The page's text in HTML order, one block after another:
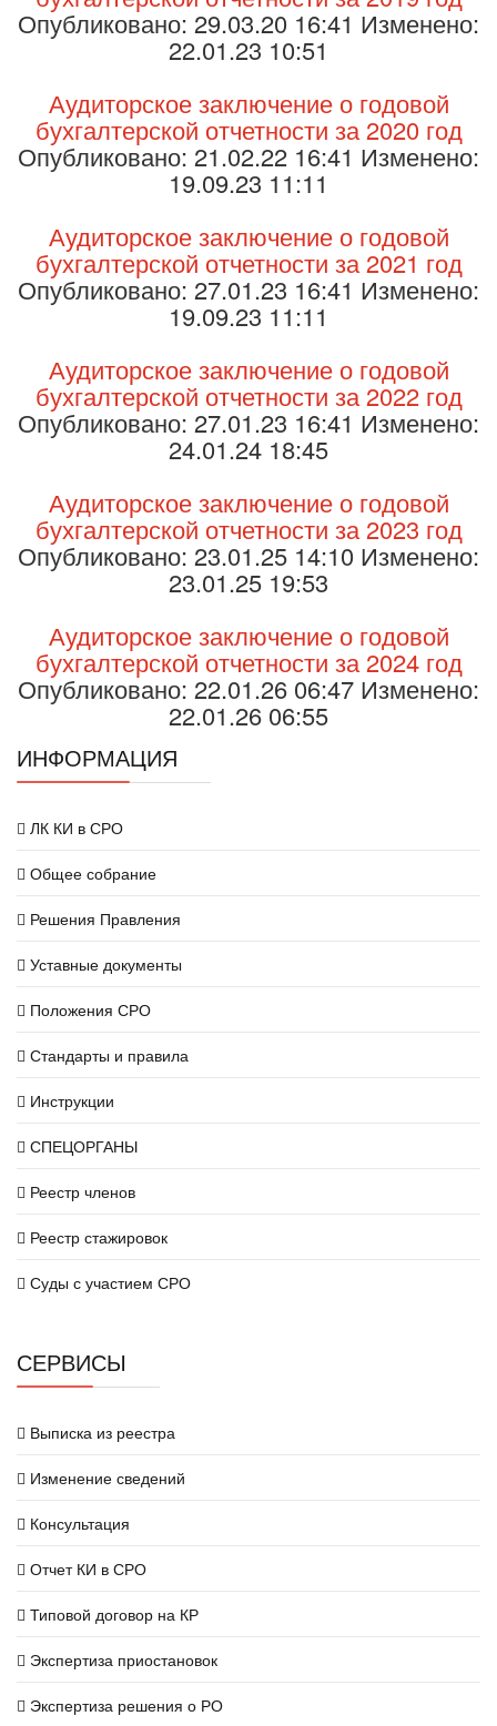
Опубликовано: 29.03.20 16:41 Изменено:
22.01.23 10:51
Аудиторское заключение о годовой
бухгалтерской отчетности за 2020 год
Опубликовано: 21.02.22 16:41 Изменено:
19.09.23 11:11
Аудиторское заключение о годовой
бухгалтерской отчетности за 2021 год
Опубликовано: 27.01.23 16:41 Изменено:
19.09.23 11:11
Аудиторское заключение о годовой
бухгалтерской отчетности за 2022 год
Опубликовано: 27.01.23 16:41 Изменено:
24.01.24 18:45
Аудиторское заключение о годовой
бухгалтерской отчетности за 2023 год
Опубликовано: 23.01.25 14:10 Изменено:
23.01.25 19:53
Аудиторское заключение о годовой
бухгалтерской отчетности за 2024 год
Опубликовано: 22.01.26 06:47 Изменено:
22.01.26 06:55
ИНФОРМАЦИЯ
ЛК КИ в СРО
Общее собрание
Решения Правления
Уставные документы
Положения СРО
Стандарты и правила
Инструкции
СПЕЦОРГАНЫ
Реестр членов
Реестр стажировок
Суды с участием СРО
СЕРВИСЫ
Выписка из реестра
Изменение сведений
Консультация
Отчет КИ в СРО
Типовой договор на КР
Экспертиза приостановок
Экспертиза решения о РО